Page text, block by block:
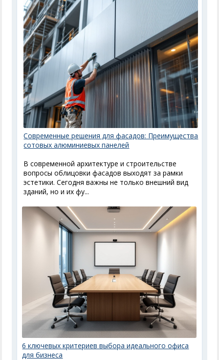
Современные решения для фасадов: Преимущества
сотовых алюминиевых панелей
В современной архитектуре и строительстве
вопросы облицовки фасадов выходят за рамки
эстетики. Сегодня важны не только внешний вид
зданий, но и их фу...
6 ключевых критериев выбора идеального офиса
для бизнеса